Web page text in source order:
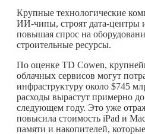
Крупные технологические
ИИ-чипы, строят дата-центры
повышая спрос на
строительные ресурсы.
По оценке TD Cowen,
облачных сервисов могут
инфраструктуру около $745
расходы вырастут примерно
следующем году. Это уже
повысила стоимость iPad и
памяти и накопителей,